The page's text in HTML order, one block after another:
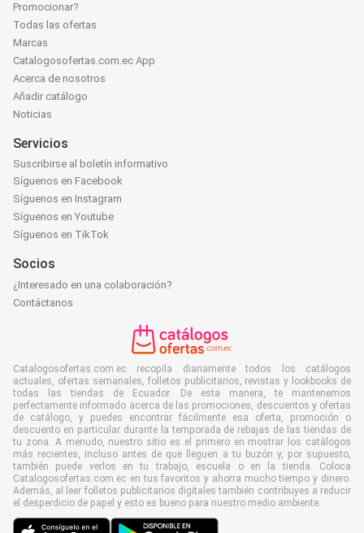
Promocionar?
Todas las ofertas
Marcas
Catalogosofertas.com.ec App
Acerca de nosotros
Añadir catálogo
Noticias
Servicios
Suscribirse al boletín informativo
Síguenos en Facebook
Síguenos en Instagram
Síguenos en Youtube
Síguenos en TikTok
Socios
¿Interesado en una colaboración?
Contáctanos
Catalogosofertas.com.ec recopila diariamente todos los catálogos
actuales, ofertas semanales, folletos publicitarios, revistas y lookbooks de
todas las tiendas de Ecuador. De esta manera, te mantenemos
perfectamente informado acerca de las promociones, descuentos y ofertas
de catálogo, y puedes encontrar fácilmente esa oferta, promoción o
descuento en particular durante la temporada de rebajas de las tiendas de
tu zona. A menudo, nuestro sitio es el primero en mostrar los catálogos
más recientes, incluso antes de que lleguen a tu buzón y, por supuesto,
también puede verlos en tu trabajo, escuela o en la tienda. Coloca
Catalogosofertas.com.ec en tus favoritos y ahorra mucho tiempo y dinero.
Además, al leer folletos publicitarios digitales también contribuyes a reducir
el desperdicio de papel y esto es bueno para nuestro medio ambiente.